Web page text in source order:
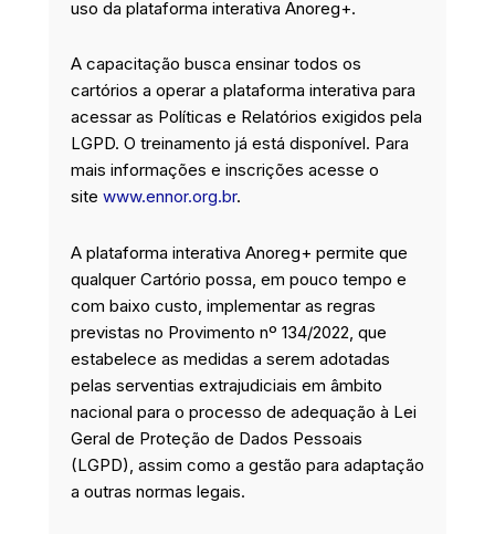
uso da plataforma interativa Anoreg+.
A capacitação busca ensinar todos os
cartórios a operar a plataforma interativa para
acessar as Políticas e Relatórios exigidos pela
LGPD. O treinamento já está disponível. Para
mais informações e inscrições acesse o
site www.ennor.org.br.
A plataforma interativa Anoreg+ permite que
qualquer Cartório possa, em pouco tempo e
com baixo custo, implementar as regras
previstas no Provimento nº 134/2022, que
estabelece as medidas a serem adotadas
pelas serventias extrajudiciais em âmbito
nacional para o processo de adequação à Lei
Geral de Proteção de Dados Pessoais
(LGPD), assim como a gestão para adaptação
a outras normas legais.